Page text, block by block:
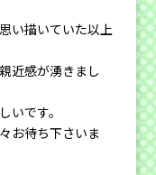
い描いていた以上
近感が湧きまし
いです。
お待ち下さいま